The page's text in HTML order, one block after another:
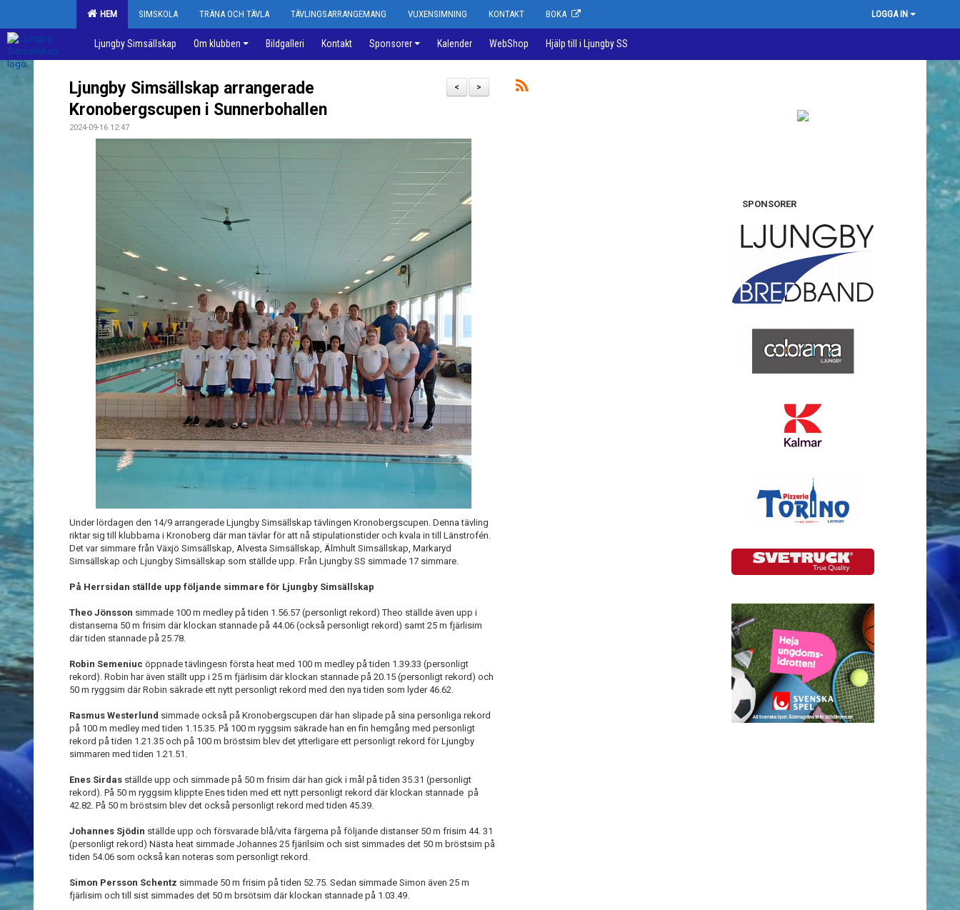
HEM SIMSKOLA TRÄNA OCH TÄVLA TÄVLINGSARRANGEMANG VUXENSIMNING KONTAKT BOKA LOGGA IN
Ljungby Simsällskap Om klubben Bildgalleri Kontakt Sponsorer Kalender WebShop Hjälp till i Ljungby SS
>
<
Ljungby Simsällskap arrangerade
Kronobergscupen i Sunnerbohallen
2024-09-16 12:47
Under lördagen den 14/9 arrangerade Ljungby Simsällskap tävlingen Kronobergscupen. Denna tävling
riktar sig till klubbarna i Kronoberg där man tävlar för att nå stipulationstider och kvala in till Länstrofén.
Det var simmare från Växjö Simsällskap, Alvesta Simsällskap, Älmhult Simsällskap, Markaryd
Simsällskap och Ljungby Simsällskap som ställde upp. Från Ljungby SS simmade 17 simmare.
På Herrsidan ställde upp följande simmare för Ljungby Simsällskap
Theo Jönsson simmade 100 m medley på tiden 1.56.57 (personligt rekord) Theo ställde även upp i
distanserna 50 m frisim där klockan stannade på 44.06 (också personligt rekord) samt 25 m fjärlisim
där tiden stannade på 25.78.
Robin Semeniuc öppnade tävlingesn första heat med 100 m medley på tiden 1.39.33 (personligt
rekord). Robin har även ställt upp i 25 m fjärlisim där klockan stannade på 20.15 (personligt rekord) och
50 m ryggsim där Robin säkrade ett nytt personligt rekord med den nya tiden som lyder 46.62.
Rasmus Westerlund simmade också på Kronobergscupen där han slipade på sina personliga rekord
på 100 m medley med tiden 1.15.35. På 100 m ryggsim säkrade han en fin hemgång med personligt
rekord på tiden 1.21.35 och på 100 m bröstsim blev det ytterligare ett personligt rekord för Ljungby
simmaren med tiden 1.21.51.
Enes Sirdas ställde upp och simmade på 50 m frisim där han gick i mål på tiden 35.31 (personligt
rekord). På 50 m ryggsim klippte Enes tiden med ett nytt personligt rekord där klockan stannade på
42.82. På 50 m bröstsim blev det också personligt rekord med tiden 45.39.
Johannes Sjödin ställde upp och försvarade blå/vita färgerna på följande distanser 50 m frisim 44. 31
(personligt rekord) Nästa heat simmade Johannes 25 fjärilsim och sist simmades det 50 m bröstsim på
tiden 54.06 som också kan noteras som personligt rekord.
Simon Persson Schentz simmade 50 m frisim på tiden 52.75. Sedan simmade Simon även 25 m
fjärlisim och till sist simmades det 50 m brsötsim där klockan stannade på 1.03.49.
SPONSORER